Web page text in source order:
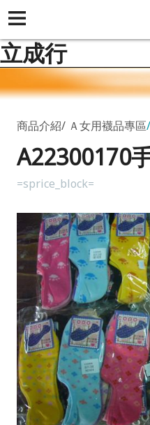
立成行
商品介紹 Ａ女用襪品專區
A22300170
=sprice_block=